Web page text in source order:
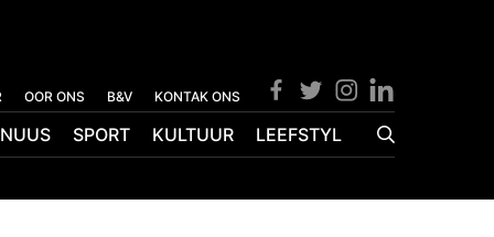
OOR ONS B&V KONTAK ONS
NUUS SPORT KULTUUR LEEFSTYL